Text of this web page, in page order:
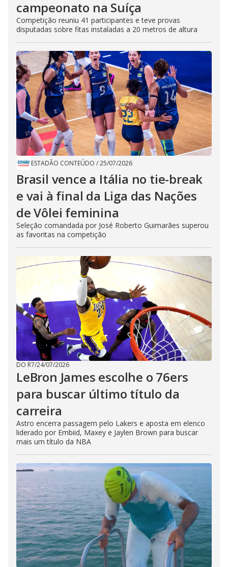
campeonato na Suíça
Competição reuniu 41 participantes e teve provas
disputadas sobre fitas instaladas a 20 metros de altura
ESTADÃO CONTEÚDO /25/07/2026
Brasil vence a Itália no tie-break
e vai à final da Liga das Nações
de Vôlei feminina
Seleção comandada por José Roberto Guimarães superou
as favoritas na competição
DO R7/24/07/2026
LeBron James escolhe o 76ers
para buscar último título da
carreira
Astro encerra passagem pelo Lakers e aposta em elenco
liderado por Embiid, Maxey e Jaylen Brown para buscar
mais um título da NBA